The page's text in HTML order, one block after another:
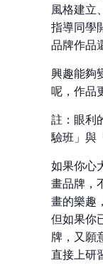
風格建立
指導同學
品牌作品
興趣能夠
呢，作品
註：眼利
驗班」與
如果你心
畫品牌，
畫的樂趣
但如果你
牌，又願
直接上研